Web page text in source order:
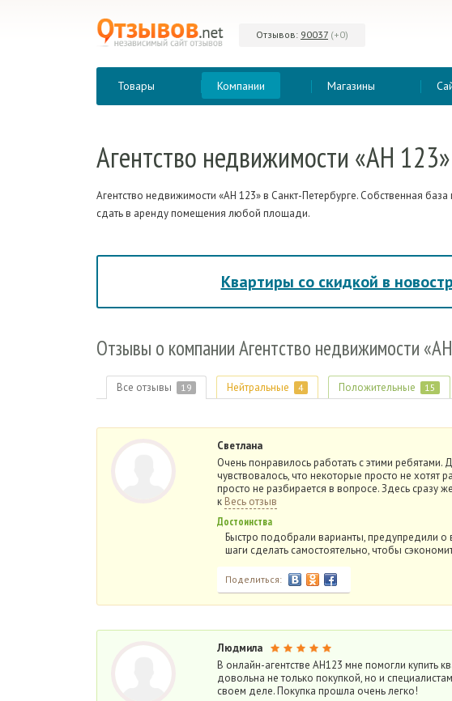
Отзывов: 90037 (+0)
Товары Компании Магазины
Агентство недвижимости «АН
Агентство недвижимости «АН 123» в Санкт-Петербурге. Собственная
сдать в аренду помещения любой площади.
Квартиры со скидкой в
Отзывы о компании Агентство недвижимости
Все отзывы 19 Нейтральные 4 Положительные 15
Светлана
Очень понравилось работать с этими ребятами.
чувствовалось, что некоторые просто не хотят
просто не разбирается в вопросе. Здесь сразу
к Весь отзыв
Достоинства
Быстро подобрали варианты, предупредили
шаги сделать самостоятельно, чтобы
Поделиться:
Людмила
В онлайн-агентстве АН123 мне помогли купить
довольна не только покупкой, но и
своем деле. Покупка прошла очень легко!